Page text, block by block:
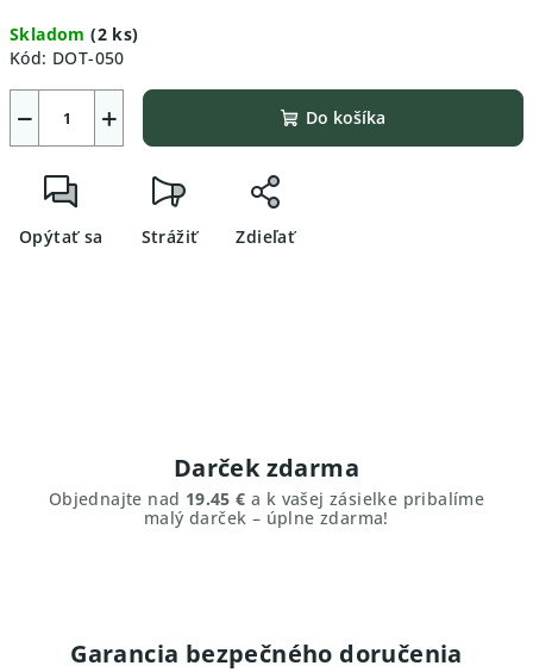
cena:
Skladom(2 ks)
Kód: DOT-050
+
− Do košíka
Opýtať sa Strážiť Zdieľať
Darček zdarma
Objednajte nad 19.45 € a k vašej zásielke pribalíme
malý darček – úplne zdarma!
Garancia bezpečného doručenia